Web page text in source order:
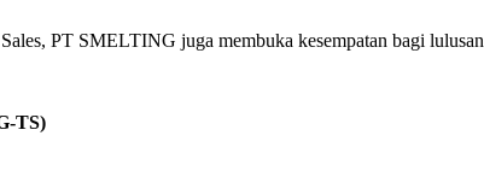
PT SMELTING juga membuka kesempatan bagi lulusan
TS)